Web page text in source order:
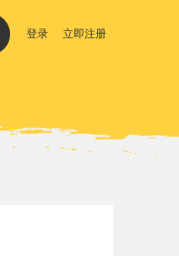
立即注册
登录